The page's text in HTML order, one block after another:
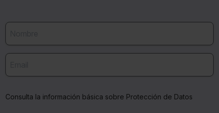
Consulta la información básica sobre Protección de Datos